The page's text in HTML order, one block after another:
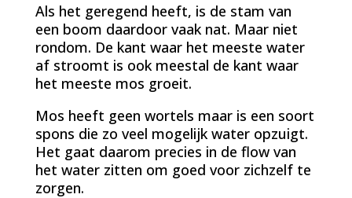
Als het geregend heeft, is de stam van
een boom daardoor vaak nat. Maar niet
rondom. De kant waar het meeste water
af stroomt is ook meestal de kant waar
het meeste mos groeit.
Mos heeft geen wortels maar is een soort
spons die zo veel mogelijk water opzuigt.
Het gaat daarom precies in de flow van
het water zitten om goed voor zichzelf te
zorgen.